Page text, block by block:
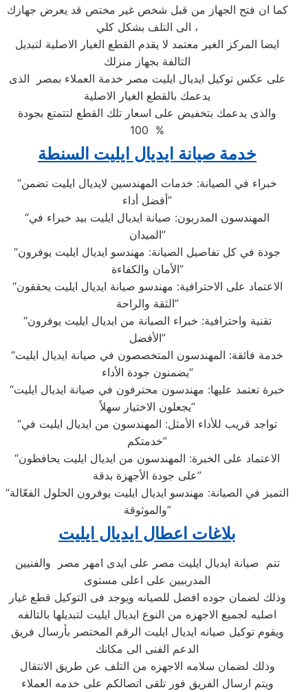
كما ان فتح الجهاز من قبل شخص غير مختص قد يعرض جهازك
الى التلف بشكل كلي ،
ايضا المركز الغير معتمد لا يقدم القطع الغيار الاصلية لتبديل
التالفة بجهاز منزلك
على عكس توكيل ايديال ايليت مصر خدمة العملاء بمصر الذى
يدعمك بالقطع الغيار الاصلية
والذى يدعمك بتخفيض على اسعار تلك القطع لتتمتع بجودة
100 %
خدمة صيانة ايديال ايليت السنطة
“خبراء في الصيانة: خدمات المهندسين لايديال ايليت تضمن
أفضل أداء”
“المهندسون المدربون: صيانة ايديال ايليت بيد خبراء في
الميدان”
“جودة في كل تفاصيل الصيانة: مهندسو ايديال ايليت يوفرون
الأمان والكفاءة”
“الاعتماد على الاحترافية: مهندسو صيانة ايديال ايليت يحققون
الثقة والراحة”
“تقنية واحترافية: خبراء الصيانة من ايديال ايليت يوفرون
الأفضل”
“خدمة فائقة: المهندسون المتخصصون في صيانة ايديال ايليت
يضمنون جودة الأداء”
“خبرة تعتمد عليها: مهندسون محترفون في صيانة ايديال ايليت
يجعلون الاختيار سهلاً”
“تواجد قريب للأداء الأمثل: المهندسون من ايديال ايليت في
خدمتكم”
“الاعتماد على الخبرة: المهندسون من ايديال ايليت يحافظون
على جودة الأجهزة بدقة”
“التميز في الصيانة: مهندسو ايديال ايليت يوفرون الحلول الفعّالة
والموثوقة”
بلاغات اعطال ايديال ايليت
تتم صيانة ايديال ايليت مصر على ايدى امهر مصر والفنيين
المدربيين على اعلى مستوى
وذلك لضمان جوده افضل للصيانه ويوجد فى التوكيل قطع غيار
اصليه لجميع الاجهزه من النوع ايديال ايليت لتبديلها بالتالفه
ويقوم توكيل صيانه ايديال ايليت الرقم المختصر بأرسال فريق
الدعم الفنى الى مكانك
وذلك لضمان سلامه الاجهزه من التلف عن طريق الانتقال
ويتم ارسال الفريق فور تلقى اتصالكم على خدمه العملاء